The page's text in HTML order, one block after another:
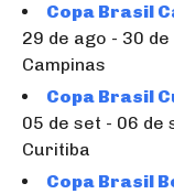
Copa Brasil
29 de ago - 30 de
Campinas
Copa Brasil
05 de set - 06 de
Curitiba
Copa Brasil